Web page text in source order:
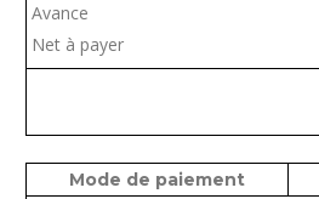
Avance
Net à payer
Mode de paiement